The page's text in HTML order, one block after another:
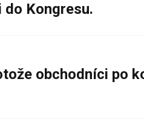
Kongresu.
obchodníci po